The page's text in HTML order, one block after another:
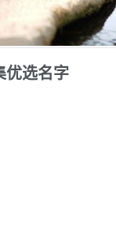
优选名字